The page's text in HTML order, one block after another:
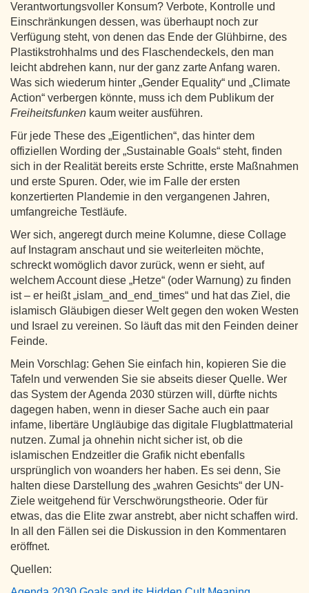
Verantwortungsvoller Konsum? Verbote, Kontrolle und
Einschränkungen dessen, was überhaupt noch zur
Verfügung steht, von denen das Ende der Glühbirne, des
Plastikstrohhalms und des Flaschendeckels, den man
leicht abdrehen kann, nur der ganz zarte Anfang waren.
Was sich wiederum hinter „Gender Equality“ und „Climate
Action“ verbergen könnte, muss ich dem Publikum der
Freiheitsfunken kaum weiter ausführen.
Für jede These des „Eigentlichen“, das hinter dem
offiziellen Wording der „Sustainable Goals“ steht, finden
sich in der Realität bereits erste Schritte, erste Maßnahmen
und erste Spuren. Oder, wie im Falle der ersten
konzertierten Plandemie in den vergangenen Jahren,
umfangreiche Testläufe.
Wer sich, angeregt durch meine Kolumne, diese Collage
auf Instagram anschaut und sie weiterleiten möchte,
schreckt womöglich davor zurück, wenn er sieht, auf
welchem Account diese „Hetze“ (oder Warnung) zu finden
ist – er heißt „islam_and_end_times“ und hat das Ziel, die
islamisch Gläubigen dieser Welt gegen den woken Westen
und Israel zu vereinen. So läuft das mit den Feinden deiner
Feinde.
Mein Vorschlag: Gehen Sie einfach hin, kopieren Sie die
Tafeln und verwenden Sie sie abseits dieser Quelle. Wer
das System der Agenda 2030 stürzen will, dürfte nichts
dagegen haben, wenn in dieser Sache auch ein paar
infame, libertäre Ungläubige das digitale Flugblattmaterial
nutzen. Zumal ja ohnehin nicht sicher ist, ob die
islamischen Endzeitler die Grafik nicht ebenfalls
ursprünglich von woanders her haben. Es sei denn, Sie
halten diese Darstellung des „wahren Gesichts“ der UN-
Ziele weitgehend für Verschwörungstheorie. Oder für
etwas, das die Elite zwar anstrebt, aber nicht schaffen wird.
In all den Fällen sei die Diskussion in den Kommentaren
eröffnet.
Quellen: